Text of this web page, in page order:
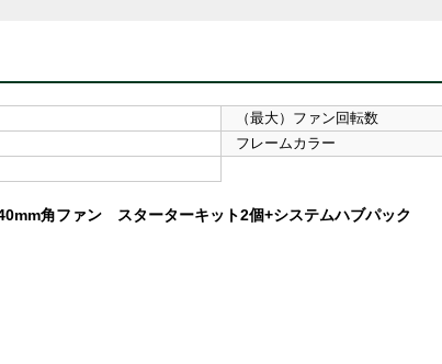
（最大）ファン回転数
フレームカラー
角ファン スターターキット2個+システムハブパック